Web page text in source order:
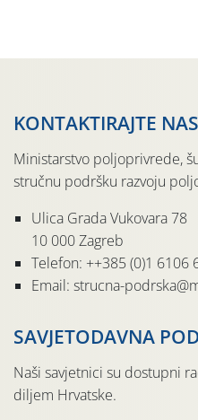
KONTAKTIRAJTE NAS
Ministarstvo poljoprivrede,
stručnu podršku razvoju
Ulica Grada Vukovara 78
10 000 Zagreb
Telefon: ++385 (0)1 6106
Email: strucna-
SAVJETODAVNA
Naši savjetnici su dostupni
diljem Hrvatske.